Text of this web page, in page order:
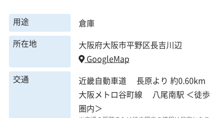
用途
倉庫
所在地
大阪府大阪市平野区長吉川辺
GoogleMap
交通
近畿自動車道 長原より 約0.60km
大阪メトロ谷町線 八尾南駅 ＜徒歩
圏内＞